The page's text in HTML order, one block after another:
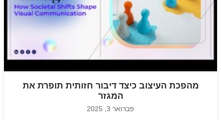
מהפכת העיצוב כיצד דיבור חזותית תופרת את
המגזר
פברואר 3, 2025